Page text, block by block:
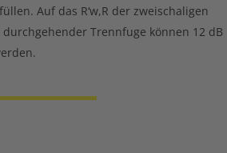
Auf das R‘w,R der zweischaligen
Trennfuge können 12 dB